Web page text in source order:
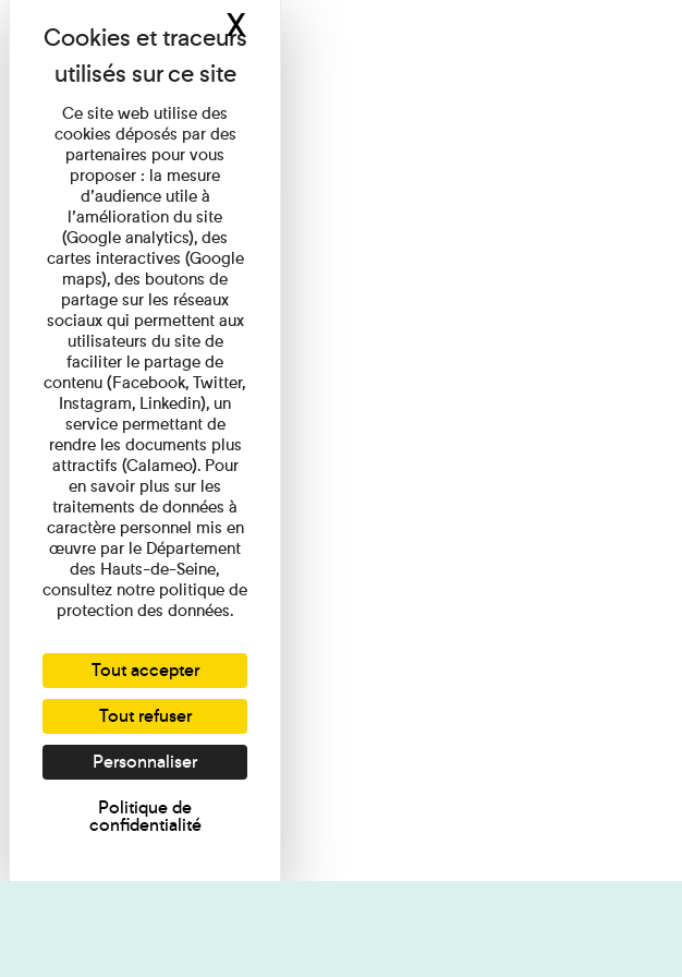
Ce site web utilise des
cookies déposés par des
partenaires pour vous
proposer : la mesure
d’audience utile à
l’amélioration du site
(Google analytics), des
cartes interactives (Google
maps), des boutons de
partage sur les réseaux
sociaux qui permettent aux
utilisateurs du site de
faciliter le partage de
contenu (Facebook, Twitter,
Instagram, Linkedin), un
service permettant de
rendre les documents plus
attractifs (Calameo). Pour
en savoir plus sur les
traitements de données à
caractère personnel mis en
œuvre par le Département
des Hauts-de-Seine,
consultez notre politique de
protection des données.
Tout accepter
Tout refuser
Personnaliser
Politique de
confidentialité
XMasquer le bandeau des cookies